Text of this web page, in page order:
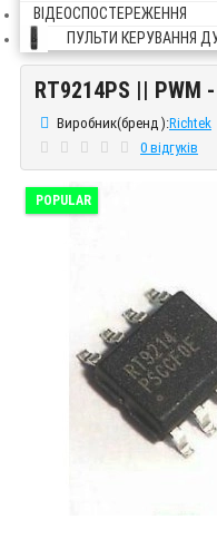
ВІДЕОСПОСТЕРЕЖЕННЯ
ПУЛЬТИ КЕРУВАННЯ
RT9214PS || PWM -
RT9214PS || PWM
Виробник(бренд ):Richtek
0 відгуків
POPULAR